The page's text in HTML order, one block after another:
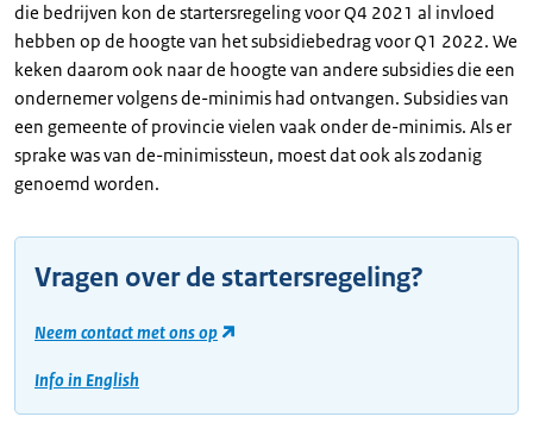
die bedrijven kon de startersregeling voor Q4 2021 al invloed
hebben op de hoogte van het subsidiebedrag voor Q1 2022. We
keken daarom ook naar de hoogte van andere subsidies die een
ondernemer volgens de-minimis had ontvangen. Subsidies van
een gemeente of provincie vielen vaak onder de-minimis. Als er
sprake was van de-minimissteun, moest dat ook als zodanig
genoemd worden.
Vragen over de startersregeling?
Neem contact met ons op
Info in English